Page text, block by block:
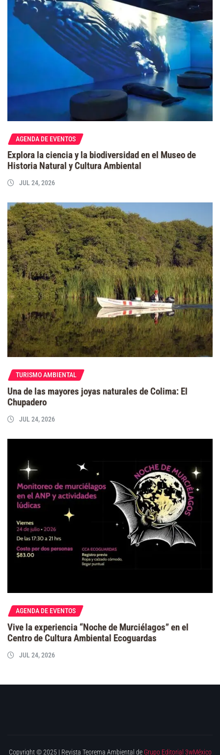
AGENDA DE EVENTOS
Explora la ciencia y la biodiversidad en el Museo de
Historia Natural y Cultura Ambiental
JUL 24, 2026
TURISMO AMBIENTAL
Una de las mayores joyas naturales de Colima: El
Chupadero
JUL 24, 2026
AGENDA DE EVENTOS
Vive la experiencia “Noche de Murciélagos” en el
Centro de Cultura Ambiental Ecoguardas
JUL 24, 2026
Copyright © 2025 | Revista Teorema Ambiental de Grupo Editorial 3wMéxico